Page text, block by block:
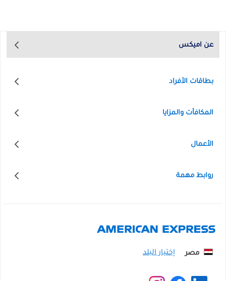
عن اميكس
بطاقات الأفراد
المكافأت والمزايا
الأعمال
روابط مهمة
مصر